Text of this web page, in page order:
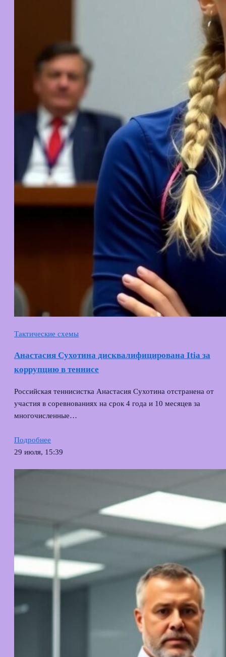
Тактические схемы
Анастасия Сухотина дисквалифицирована Itia за
коррупцию в теннисе
Российская теннисистка Анастасия Сухотина отстранена от
участия в соревнованиях на срок 4 года и 10 месяцев за
многочисленные…
Подробнее
29 июля, 15:39